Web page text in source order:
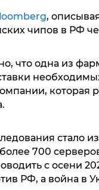
,
чипов в РФ
что одна из
которая
стало
700
с осени
РФ, а война в